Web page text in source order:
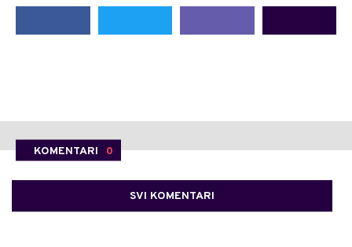
KOMENTARI 0
SVI KOMENTARI